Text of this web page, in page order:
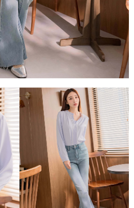
他人資訊註冊。若發現惡意使用之情形，
該用戶之使用額度並採取法律行動。